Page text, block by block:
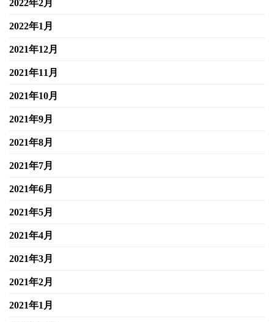
2022年2月
2022年1月
2021年12月
2021年11月
2021年10月
2021年9月
2021年8月
2021年7月
2021年6月
2021年5月
2021年4月
2021年3月
2021年2月
2021年1月